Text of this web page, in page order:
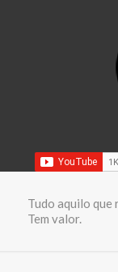
Tudo aquilo que
Tem valor.